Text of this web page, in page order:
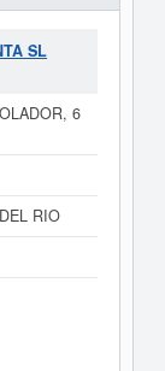
SL
6
RIO